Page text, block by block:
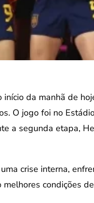
da manhã de
O jogo foi no
a segunda etapa,
crise interna,
condições